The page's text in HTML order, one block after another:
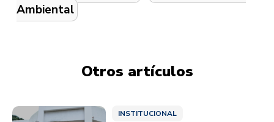
Ambiental
Otros artículos
INSTITUCIONAL